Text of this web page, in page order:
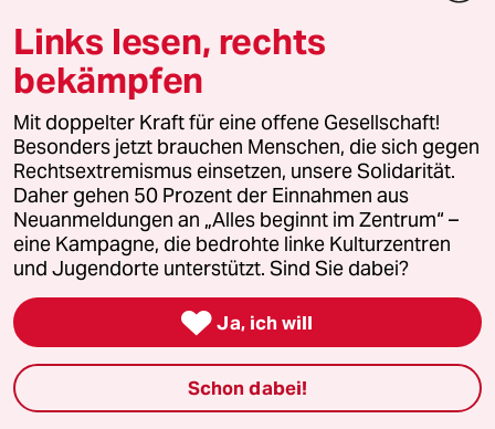
@Ingo Bernable:
"Nicht, das ich vorhätte mir eine zu
besorgen, würde mir halt nur einfach
mal gern selbst ein Bild davon
machen was da so alles zu
bekommen ist."
Ich werde nicht schreiben wie es
geht, aber der Südkurier hat es ja
schon erklärt:
www.suedkurier.de/...art409965,10087
701
Ingo Bernable
26.03.2023,12:20 Uhr
Links lesen, rechts
bekämpfen
Mit doppelter Kraft für eine offene Gesellschaft!
Besonders jetzt brauchen Menschen, die sich gegen
Rechtsextremismus einsetzen, unsere Solidarität.
Daher gehen 50 Prozent der Einnahmen aus
Neuanmeldungen an „Alles beginnt im Zentrum“ –
eine Kampagne, die bedrohte linke Kulturzentren
und Jugendorte unterstützt. Sind Sie dabei?
 Ja, ich will
Schon dabei!